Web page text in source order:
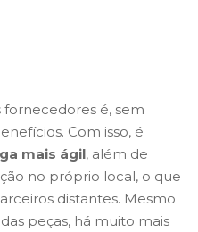
é, sem
Com isso, é
mais ágil, além de
no próprio local, o que
distantes. Mesmo
peças, há muito mais